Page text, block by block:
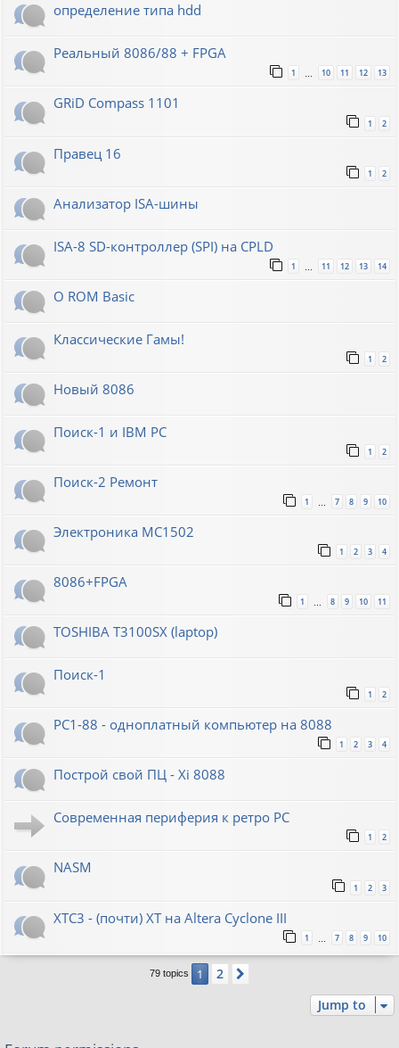
определение типа hdd
Реальный 8086/88 + FPGA
1 … 10 11 12 13
GRiD Compass 1101
1 2
Правец 16
1 2
Анализатор ISA-шины
ISA-8 SD-контроллер (SPI) на CPLD
1 11 12 13 14
О ROM Basic
Классические Гамы!
1 2
Новый 8086
Поиск-1 и IBM PC
1 2
Поиск-2 Ремонт
1 7 8 9 10
Электроника МС1502
1 2 3 4
8086+FPGA
1 … 8 9 10 11
TOSHIBA T3100SX (laptop)
Поиск-1
1 2
PC1-88 - одноплатный компьютер на 8088
1 2 3 4
Построй свой ПЦ - Xi 8088
Современная периферия к ретро PC
1 2
NASM
1 2 3
XTC3 - (почти) XT на Altera Cyclone III
1 7 8 9 10
79 topics 1 2
Jump to